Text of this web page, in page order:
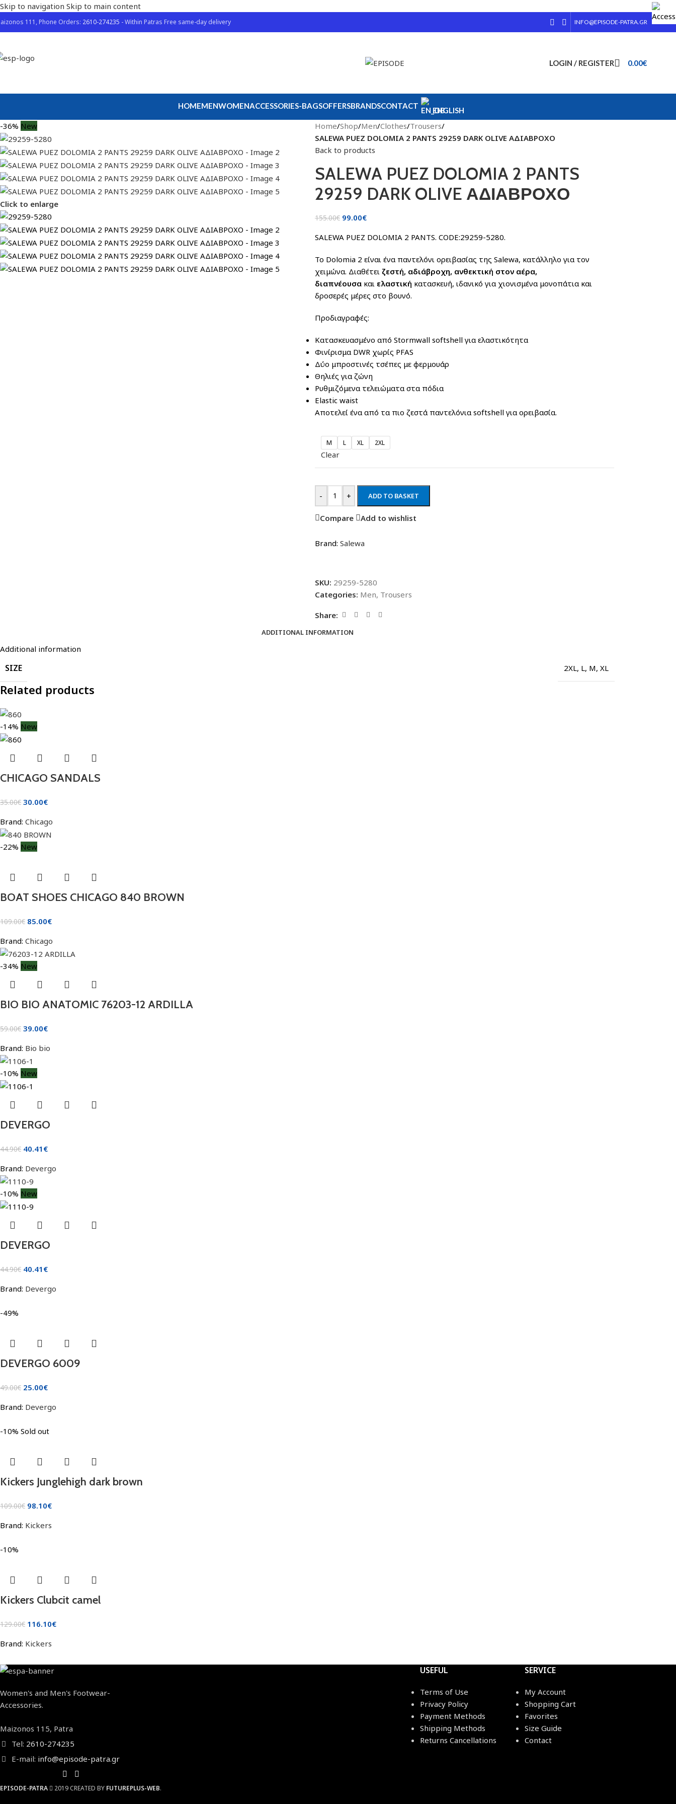
Skip to navigation Skip to main content
111, Phone Orders: 2610-274235 - Within Patras Free same-day delivery INFO@EPISODE-PATRA.GR
LOGIN / REGISTER 0.00€
HOMEMENWOMENACCESSORIES-BAGSOFFERSBRANDSCONTACT
ENGLISH
-36% New
Click to enlarge
Home/Shop/Men/Clothes/Trousers/
SALEWA PUEZ DOLOMIA 2 PANTS 29259 DARK OLIVE ΑΔΙΑΒΡΟΧΟ
Back to products
SALEWA PUEZ DOLOMIA 2 PANTS
29259 DARK OLIVE ΑΔΙΑΒΡΟΧΟ
155.00€ 99.00€
SALEWA PUEZ DOLOMIA 2 PANTS. CODE:29259-5280.
Το Dolomia 2 είναι ένα παντελόνι ορειβασίας της Salewa, κατάλληλο για τον
χειμώνα. Διαθέτειζεστή, αδιάβροχη, ανθεκτική στον αέρα,
διαπνέουσακαι ελαστική κατασκευή, ιδανικό για χιονισμένα μονοπάτια και
δροσερές μέρες στο βουνό.
Προδιαγραφές:
Κατασκευασμένο από Stormwall softshell για ελαστικότητα
Φινίρισμα DWR χωρίς PFAS
Δύο μπροστινές τσέπες με φερμουάρ
Θηλιές για ζώνη
Ρυθμιζόμενα τελειώματα στα πόδια
Elastic waist
Αποτελεί ένα από τα πιο ζεστά παντελόνια softshell για ορειβασία.
M L XL 2XL
Clear
- + ADD TO BASKET
Compare Add to wishlist
Brand: Salewa
SKU: 29259-5280
Categories: Men, Trousers
Share:
ADDITIONAL INFORMATION
Additional information
SIZE 2XL, L, M, XL
Related products
-14% New
CHICAGO SANDALS
35.00€ 30.00€
Brand: Chicago
-22% New
BOAT SHOES CHICAGO 840 BROWN
109.00€ 85.00€
Brand: Chicago
-34% New
BIO BIO ANATOMIC 76203-12 ARDILLA
59.00€ 39.00€
Brand: Bio bio
-10% New
DEVERGO
44.90€ 40.41 €
Brand: Devergo
-10% New
DEVERGO
44.90€ 40.41 €
Brand: Devergo
-49%
DEVERGO 6009
49.00€ 25.00€
Brand: Devergo
-10% Sold out
Kickers Junglehigh dark brown
109.00€ 98.10€
Brand: Kickers
-10%
Kickers Clubcit camel
129.00€ 116.10€
Brand: Kickers
Women's and Men's Footwear-
Accessories.
Maizonos 115, Patra
Tel: 2610-274235
E-mail: info@episode-patra.gr
USEFUL
Terms of Use
Privacy Policy
Payment Methods
Shipping Methods
Returns Cancellations
SERVICE
My Account
Shopping Cart
Favorites
Size Guide
Contact
EPISODE-PATRA 2019 CREATED BY FUTUREPLUS-WEB.